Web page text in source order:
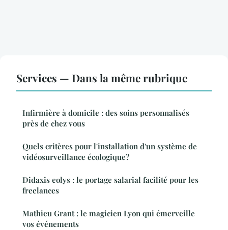
Services — Dans la même rubrique
Infirmière à domicile : des soins personnalisés
près de chez vous
Quels critères pour l'installation d'un système de
vidéosurveillance écologique?
Didaxis eolys : le portage salarial facilité pour les
freelances
Mathieu Grant : le magicien Lyon qui émerveille
vos événements